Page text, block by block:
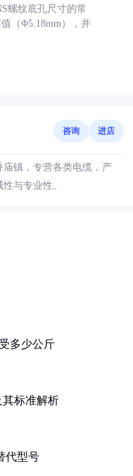
螺纹底孔尺寸的常
（Φ5.18mm），并
咨询 进店
庙镇，专营各类电缆，产
与专业性。
多少公斤
其标准解析
代型号